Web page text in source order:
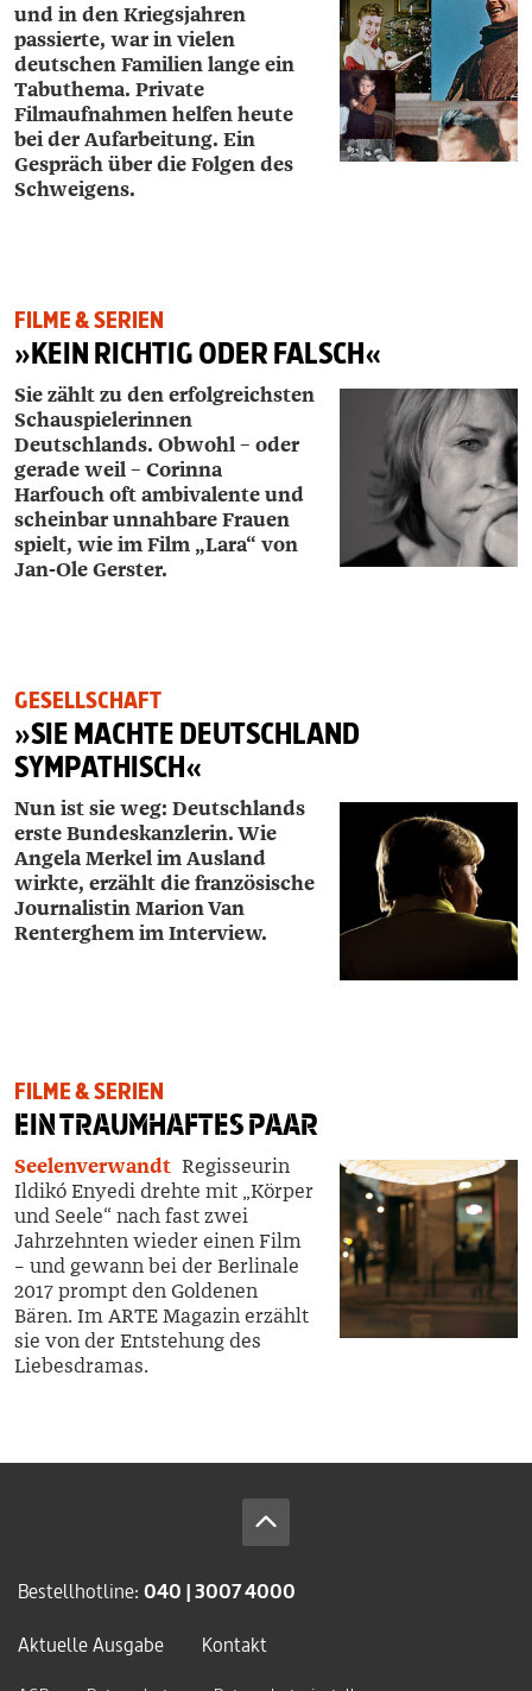
und in den Kriegsjahren
passierte, war in vielen
deutschen Familien lange ein
Tabuthema. Private
Filmaufnahmen helfen heute
bei der Aufarbeitung. Ein
Gespräch über die Folgen des
Schweigens.
FILME & SERIEN
»KEIN RICHTIG ODER FALSCH«
Sie zählt zu den erfolgreichsten
Schauspielerinnen
Deutschlands. Obwohl – oder
gerade weil – Corinna
Harfouch oft ambivalente und
scheinbar unnahbare Frauen
spielt, wie im Film „Lara“ von
Jan-Ole Gerster.
GESELLSCHAFT
»SIE MACHTE DEUTSCHLAND
SYMPATHISCH«
Nun ist sie weg: Deutschlands
erste Bundes­kanzlerin. Wie
Angela Merkel im Ausland
wirkte, erzählt die französische
Journalistin Marion Van
Renterghem im Interview.
FILME & SERIEN
EIN TRAUMHAFTES PAAR
Seelenverwandt Regisseurin
Ildikó Enyedi drehte mit „Körper
und Seele“ nach fast zwei
Jahrzehnten wieder einen Film
– und gewann bei der Berlinale
2017 prompt den Goldenen
Bären. Im ARTE Magazin erzählt
sie von der Entstehung des
Liebesdramas.
Bestellhotline: 040 | 3007 4000
Aktuelle Ausgabe
Kontakt